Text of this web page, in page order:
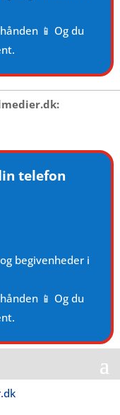
📱 Og du
telefon
begivenheder i
📱 Og du